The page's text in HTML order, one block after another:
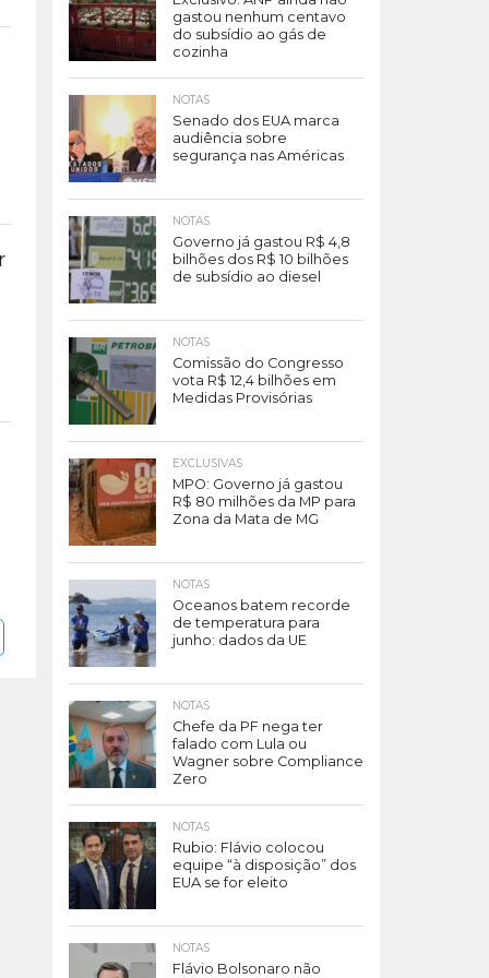
gastou nenhum centavo
do subsídio ao gás de
cozinha
NOTAS
Senado dos EUA marca
audiência sobre
segurança nas Américas
NOTAS
Governo já gastou R$ 4,8
bilhões dos R$ 10 bilhões
de subsídio ao diesel
NOTAS
Comissão do Congresso
vota R$ 12,4 bilhões em
Medidas Provisórias
EXCLUSIVAS
MPO: Governo já gastou
R$ 80 milhões da MP para
Zona da Mata de MG
NOTAS
Oceanos batem recorde
de temperatura para
junho: dados da UE
NOTAS
Chefe da PF nega ter
falado com Lula ou
Wagner sobre Compliance
Zero
NOTAS
Rubio: Flávio colocou
equipe “à disposição” dos
EUA se for eleito
NOTAS
Flávio Bolsonaro não